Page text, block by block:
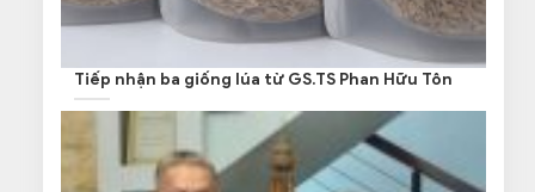
Tiếp nhận ba giống lúa từ GS.TS Phan Hữu Tôn